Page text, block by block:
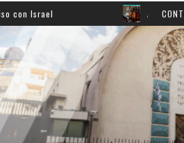
Así aprendemos